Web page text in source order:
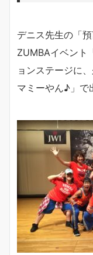
デニス先生の「
ZUMBAイベント
ョンステージに
マミーやん♪」で